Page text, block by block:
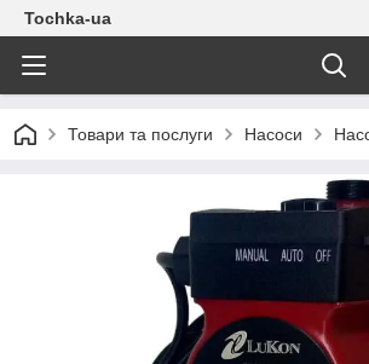
Tochka-ua
Товари та послуги Насоси